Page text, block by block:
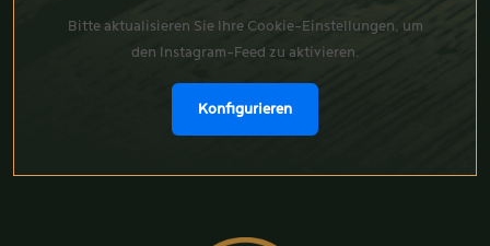
Bitte aktualisieren Sie Ihre Cookie-Einstellungen, um
den Instagram-Feed zu aktivieren.
Konfigurieren